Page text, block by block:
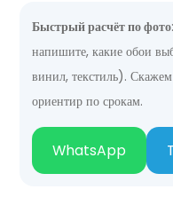
Быстрый расчёт по фото
напишите, какие обои
винил, текстиль).
ориентир по срокам.
WhatsApp